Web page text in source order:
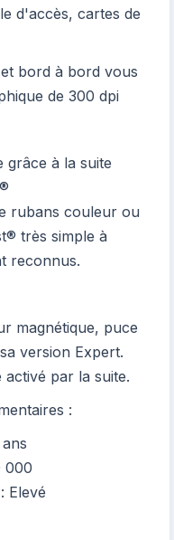
d'accès, cartes de
bord à bord vous
de 300 dpi
grâce à la suite
rubans couleur ou
très simple à
reconnus.
magnétique, puce
version Expert.
par la suite.
:
000
Elevé